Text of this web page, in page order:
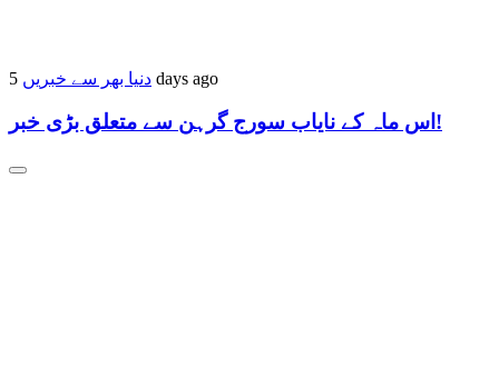
دنیا بھر سے خبریں 5 days ago
اس ماہ کے نایاب سورج گرہن سے متعلق بڑی خبر!